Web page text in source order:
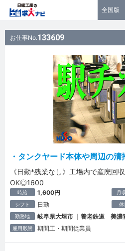
全国版
お仕事No.133609
・タンクヤード本体や周辺の清
《日勤*残業なし》工場内で産廃回
OK◎1600
時給 1,600円 月
シフト 日勤 休
勤務地 岐阜県大垣市 ｜養老鉄道 美濃
雇用形態 期間工・期間従業員